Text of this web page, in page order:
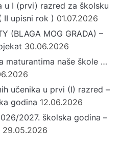
u I (prvi) razred za školsku
II upisni rok ) 01.07.2026
(BLAGA MOG GRADA) –
30.06.2026
maturantima naše škole …
učenika u prvi (I) razred –
godina 12.06.2026
2027. školska godina –
29.05.2026